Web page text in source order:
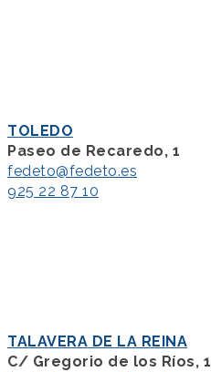
TOLEDO
Paseo de Recaredo, 1
fedeto@fedeto.es
925 22 87 10
TALAVERA DE LA REINA
C/ Gregorio de los Ríos, 1